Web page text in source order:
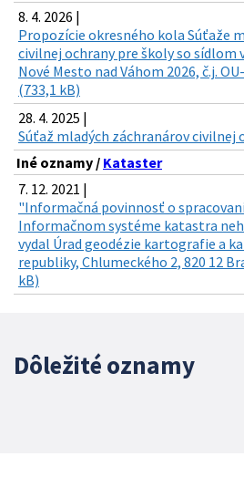
8. 4. 2026 |
Propozície okresného kola Súťaže
civilnej ochrany pre školy so sídlom
Nové Mesto nad Váhom 2026, č.j.
(733,1 kB)
28. 4. 2025 |
Súťaž mladých záchranárov civilnej
Iné oznamy / Kataster
7. 12. 2021 |
"Informačná povinnosť o
Informačnom systéme katastra
vydal Úrad geodézie kartografie a
republiky, Chlumeckého 2, 820 12
kB)
Dôležité oznamy